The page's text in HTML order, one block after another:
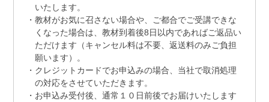
いたします。
教材がお気に召さない場合や、ご都合でご受講できな
くなった場合は、教材到着後8日以内であればご返品い
ただけます（キャンセル料は不要、返送料のみご負担
願います）。
クレジットカードでお申込みの場合、当社で取消処理
の対応をさせていただきます。
お申込み受付後、通常１０日前後でお届けいたします